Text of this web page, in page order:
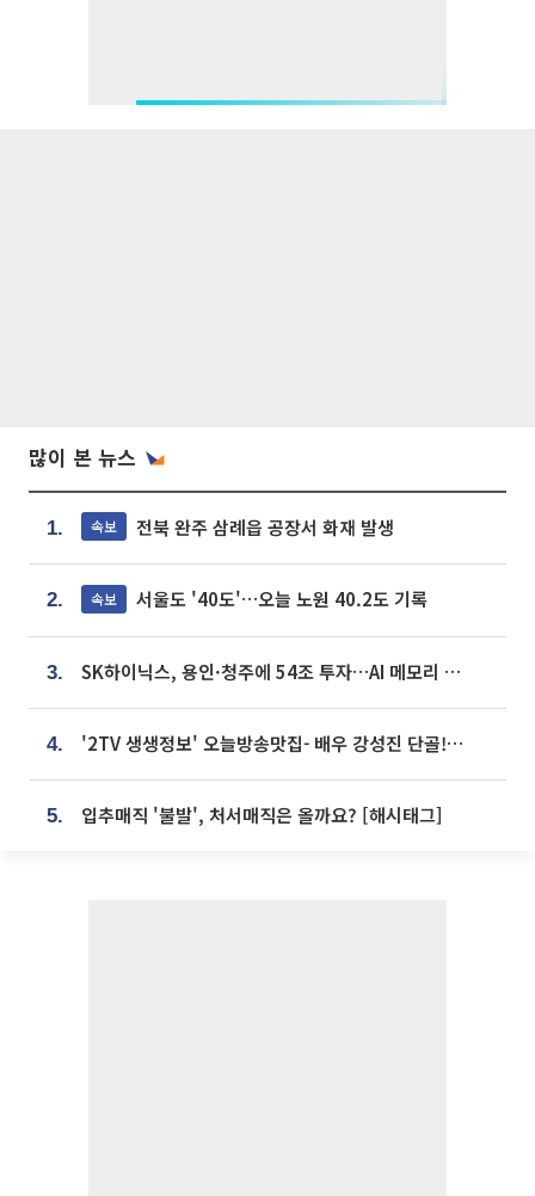
많이 본 뉴스
1. 속보 전북 완주 삼례읍 공장서 화재 발생
2. 속보 서울도 '40도'…오늘 노원 40.2도 기록
3. SK하이닉스, 용인·청주에 54조 투자…AI 메모리 생산기지 키운다
4. '2TV 생생정보' 오늘방송맛집- 배우 강성진 단골! 쌀국수ㆍ푸팟퐁 커리 맛집 '블○○○'
5. 입추매직 '불발', 처서매직은 올까요? [해시태그]